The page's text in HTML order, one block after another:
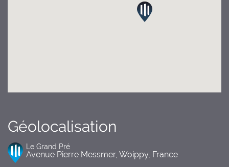
Géolocalisation
Le Grand Pré
Avenue Pierre Messmer, Woippy, France